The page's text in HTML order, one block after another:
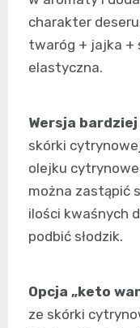
charakter
twaróg + jajka +
elastyczna.
Wersja
skórki
olejku
można zastąpić
ilości kwaśnych
podbić słodzik.
Opcja „keto
ze skórki